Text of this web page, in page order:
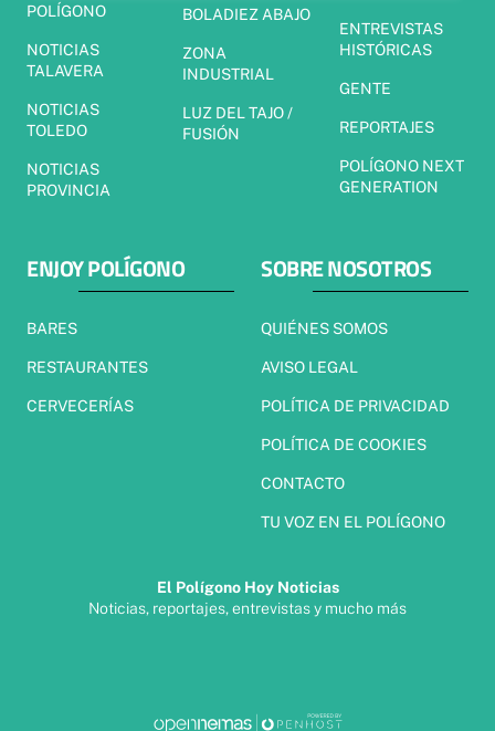
POLÍGONO
NOTICIAS
TALAVERA
NOTICIAS
TOLEDO
NOTICIAS
PROVINCIA
BOLADIEZ ABAJO
ZONA
INDUSTRIAL
LUZ DEL TAJO /
FUSIÓN
ENTREVISTAS
HISTÓRICAS
GENTE
REPORTAJES
POLÍGONO NEXT
GENERATION
ENJOY POLÍGONO
BARES
RESTAURANTES
CERVECERÍAS
SOBRE NOSOTROS
QUIÉNES SOMOS
AVISO LEGAL
POLÍTICA DE PRIVACIDAD
POLÍTICA DE COOKIES
CONTACTO
TU VOZ EN EL POLÍGONO
El Polígono Hoy Noticias
Noticias, reportajes, entrevistas y mucho más